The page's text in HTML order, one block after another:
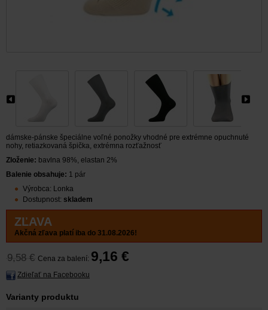
dámske-pánske špeciálne voľné ponožky vhodné pre extrémne opuchnuté
nohy, retiazkovaná špička, extrémna rozťažnosť
Zloženie: bavlna 98%, elastan 2%
Balenie obsahuje: 1 pár
Výrobca: Lonka
Dostupnost: skladem
ZĽAVA
Akčná zľava platí iba do 31.08.2026!
9,58 € Cena za balení: 9,16 €
Zdieľať na Facebooku
Varianty produktu